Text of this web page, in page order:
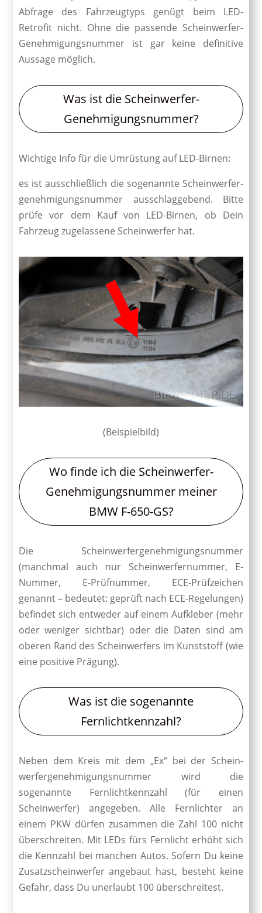
Abfrage des Fahrzeugtyps genügt beim LED-
Retrofit nicht. Ohne die passende Scheinwerfer-
Genehmigungsnummer ist gar keine definitive
Aussage möglich.
Was ist die Scheinwerfer-
Genehmigungsnummer?
Wichtige Info für die Umrüstung auf LED-Birnen:
es ist ausschließlich die sogenannte Schein­werfer­
genehmigungs­nummer ausschlaggebend. Bitte
prüfe vor dem Kauf von LED-Birnen, ob Dein
Fahrzeug zugelassene Scheinwerfer hat.
(Beispielbild)
Wo finde ich die Scheinwerfer-
Genehmigungsnummer meiner
BMW F-650-GS?
Die Schein­werfer­genehmigungs­nummer
(manchmal auch nur Scheinwerfer­nummer, E-
Nummer, E-Prüfnummer, ECE-Prüfzeichen
genannt – bedeutet: geprüft nach ECE-Regelungen)
befindet sich entweder auf einem Aufkleber (mehr
oder weniger sichtbar) oder die Daten sind am
oberen Rand des Scheinwerfers im Kunststoff (wie
eine positive Prägung).
Was ist die sogenannte
Fernlichtkennzahl?
Neben dem Kreis mit dem „Ex“ bei der Schein­
werfer­genehmigungs­nummer wird die
sogenannte Fernlichtkennzahl (für einen
Scheinwerfer) angegeben. Alle Fernlichter an
einem PKW dürfen zusammen die Zahl 100 nicht
überschreiten. Mit LEDs fürs Fernlicht erhöht sich
die Kennzahl bei manchen Autos. Sofern Du keine
Zusatzscheinwerfer angebaut hast, besteht keine
Gefahr, dass Du unerlaubt 100 überschreitest.